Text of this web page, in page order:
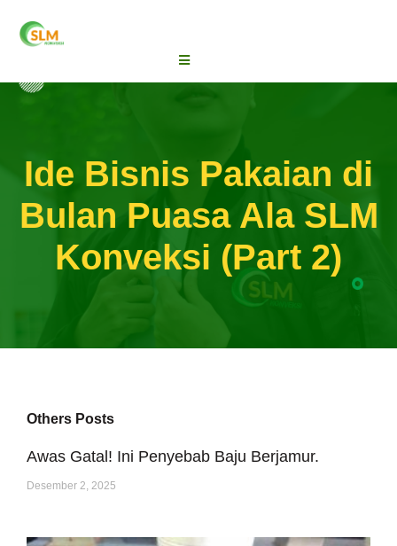
Ide Bisnis Pakaian di
Bulan Puasa Ala SLM
Konveksi (Part 2)
Others Posts
Awas Gatal! Ini Penyebab Baju Berjamur.
Desember 2, 2025